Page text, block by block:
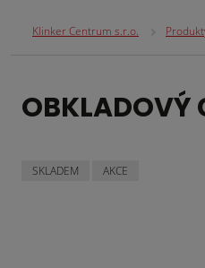
Klinker Centrum s.r.o.
SKLADEM AKCE